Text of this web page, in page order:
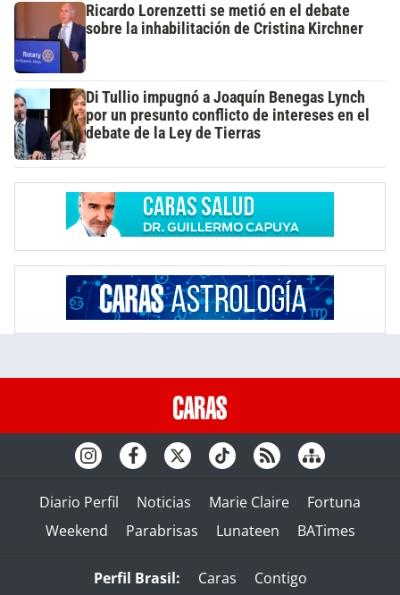
Ricardo Lorenzetti se metió en el debate
sobre la inhabilitación de Cristina Kirchner
Di Tullio impugnó a Joaquín Benegas Lynch
por un presunto conflicto de intereses en el
debate de la Ley de Tierras
Diario Perfil Noticias Marie Claire
Fortuna
Weekend
Parabrisas Lunateen BATimes
Perfil Brasil: Caras Contigo